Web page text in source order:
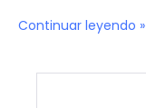
Continuar leyendo »